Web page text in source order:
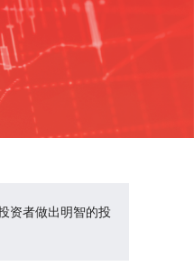
资者做出明智的投